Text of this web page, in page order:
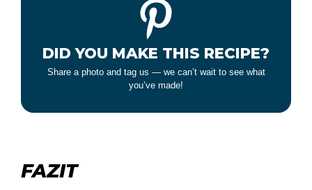
DID YOU MAKE THIS RECIPE?
Share a photo and tag us — we can’t wait to see what
you’ve made!
FAZIT